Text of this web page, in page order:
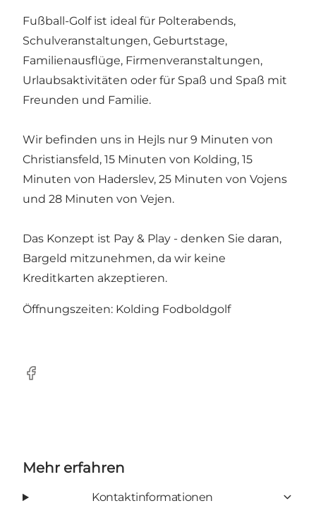
Fußball-Golf ist ideal für Polterabends,
Schulveranstaltungen, Geburtstage,
Familienausflüge, Firmenveranstaltungen,
Urlaubsaktivitäten oder für Spaß und Spaß mit
Freunden und Familie.
Wir befinden uns in Hejls nur 9 Minuten von
Christiansfeld, 15 Minuten von Kolding, 15
Minuten von Haderslev, 25 Minuten von Vojens
und 28 Minuten von Vejen.
Das Konzept ist Pay & Play - denken Sie daran,
Bargeld mitzunehmen, da wir keine
Kreditkarten akzeptieren.
Öffnungszeiten: Kolding Fodboldgolf
Facebook
Mehr erfahren
Kontaktinformationen